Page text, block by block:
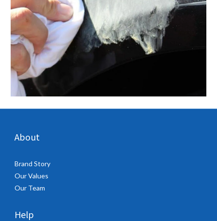
About
Brand Story
Our Values
Our Team
Help